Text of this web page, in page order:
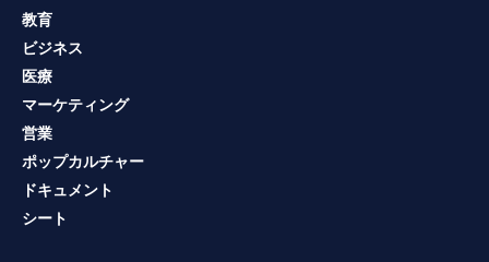
教育
ビジネス
医療
マーケティング
営業
ポップカルチャー
ドキュメント
シート